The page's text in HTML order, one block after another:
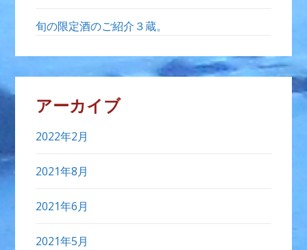
旬の限定酒のご紹介３蔵。
アーカイブ
2022年2月
2021年8月
2021年6月
2021年5月